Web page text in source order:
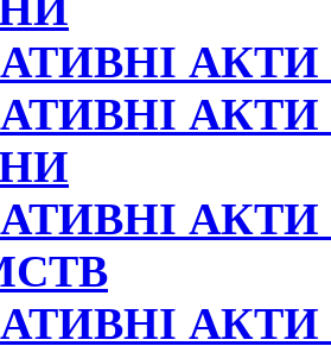
АКТИ
АКТИ
АКТИ
АКТИ